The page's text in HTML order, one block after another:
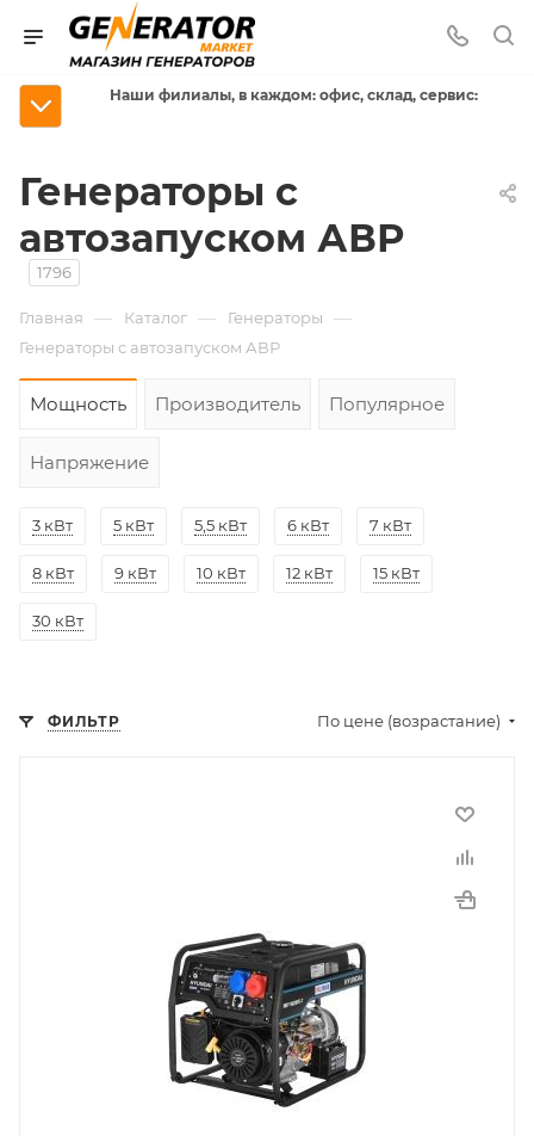
Наши филиалы, в каждом: офис, склад, сервис:
Генераторы с
автозапуском АВР
1796
Главная — Каталог — Генераторы —
Генераторы с автозапуском АВР
Мощность Производитель Популярное
Напряжение
3 кВт 5 кВт 5,5 кВт 6 кВт 7 кВт
8 кВт 9 кВт 10 кВт 12 кВт 15 кВт
30 кВт
ФИЛЬТР По цене (возрастание)